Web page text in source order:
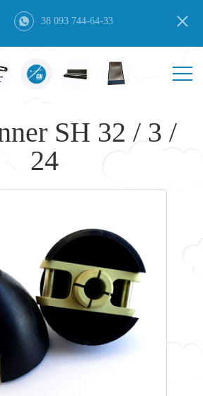
38 093 744-64-33
SH 32 / 3 /
24